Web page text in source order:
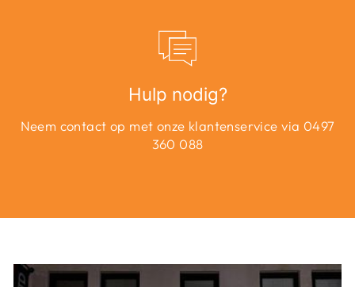
Hulp nodig?
Neem contact op met onze klantenservice via 0497
360 088